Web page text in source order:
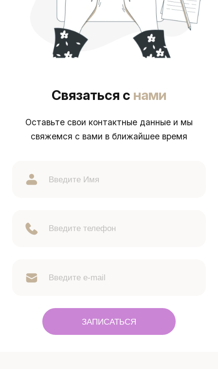
Связаться с нами
Оставьте свои контактные данные и мы
свяжемся с вами в ближайшее время
ЗАПИСАТЬСЯ